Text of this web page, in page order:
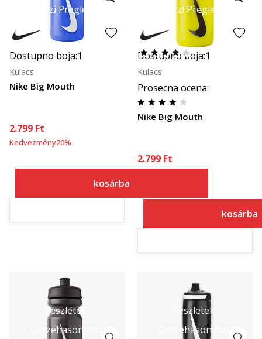
Brzi Pregled
Dostupno boja:1
Nike Big Mouth
Kulacs
2.799 Ft
Kedvezmény20%
kosárba
Brzi Pregled
Dostupno boja:1
Prosecna ocena:
Nike Big Mouth
Kulacs
2.799 Ft
kosárba
Részletek
Összehasonlítás
Részletek
Összehasonlítás